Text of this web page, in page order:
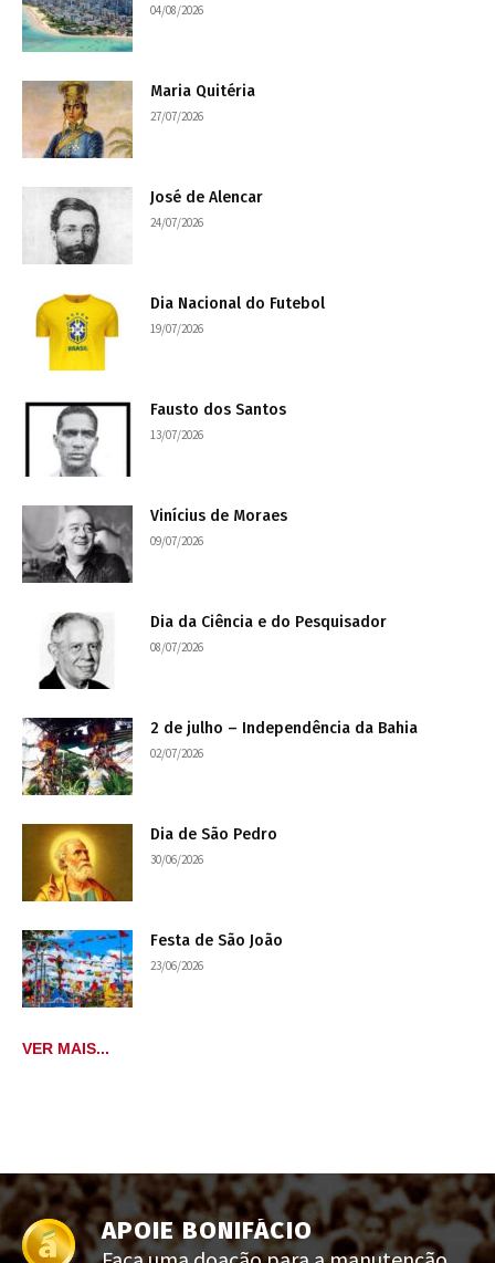
04/08/2026
Maria Quitéria
27/07/2026
José de Alencar
24/07/2026
Dia Nacional do Futebol
19/07/2026
Fausto dos Santos
13/07/2026
Vinícius de Moraes
09/07/2026
Dia da Ciência e do Pesquisador
08/07/2026
2 de julho – Independência da Bahia
02/07/2026
Dia de São Pedro
30/06/2026
Festa de São João
23/06/2026
VER MAIS...
APOIE BONIFÁCIO